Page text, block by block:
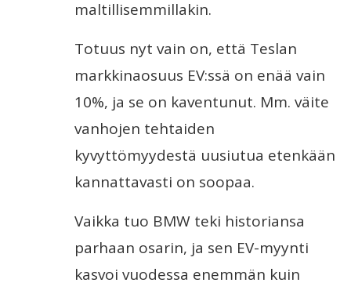
maltillisemmillakin.
Totuus nyt vain on, että Teslan
markkinaosuus EV:ssä on enää vain
10%, ja se on kaventunut. Mm. väite
vanhojen tehtaiden
kyvyttömyydestä uusiutua etenkään
kannattavasti on soopaa.
Vaikka tuo BMW teki historiansa
parhaan osarin, ja sen EV-myynti
kasvoi vuodessa enemmän kuin